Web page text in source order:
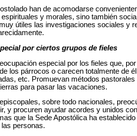
han de acomodarse
espirituales y morales, sino también
útiles las investigaciones sociales y
por ciertos grupos de fieles
especial por los fieles que,
los párrocos o carecen totalmente de
etc. Promuevan métodos
para pasar las vacaciones.
sobre todo nacionales,
y procuren ayudar acordes y unidos
que la Sede Apostólica ha
personas.